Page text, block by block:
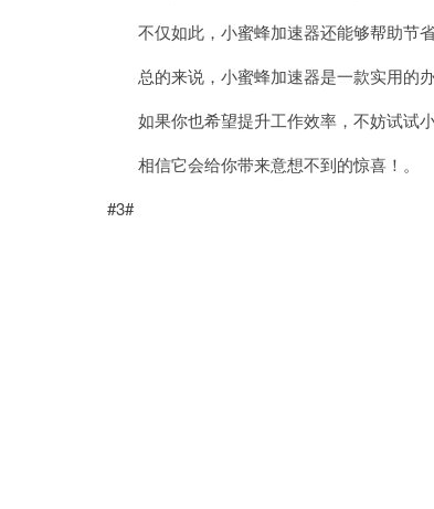
不仅如此，小蜜蜂加速器还能够帮助节省
总的来说，小蜜蜂加速器是一款实用的办
如果你也希望提升工作效率，不妨试试小
相信它会给你带来意想不到的惊喜！。
#3#